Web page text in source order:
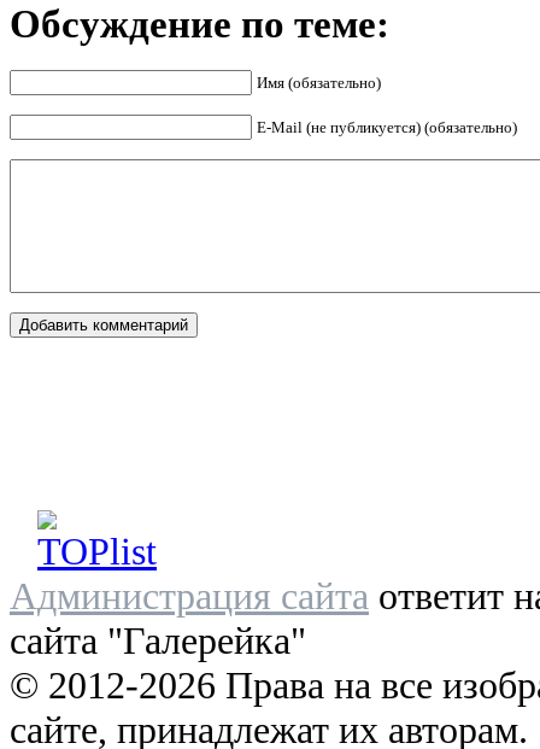
Обсуждение по теме:
Имя (обязательно)
E-Mail (не публикуется) (обязательно)
Администрация сайта ответит
сайта "Галерейка"
© 2012-2026 Права на все
сайте, принадлежат их авторам.